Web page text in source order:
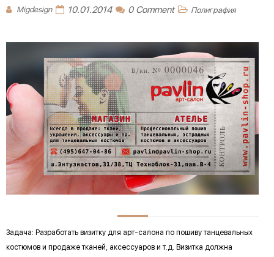
Migdesign 10.01.2014 0 Comment Полиграфия
Задача: Разработать визитку для арт-салона по пошиву танцевальных
костюмов и продаже тканей, аксессуаров и т.д. Визитка должна